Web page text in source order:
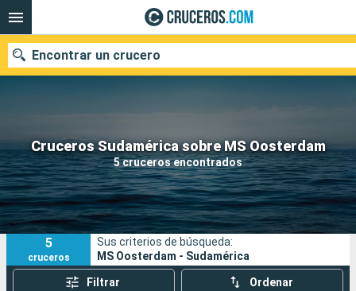
Cruceros Sudamérica sobre MS Oosterdam
5 cruceros encontrados
Encontrar un crucero
Nuestros destinos
Fecha de salida
Puertos Compañías
Buscar
5
cruceros
Sus criterios de búsqueda:
MS Oosterdam - Sudamérica
Filtrar Ordenar